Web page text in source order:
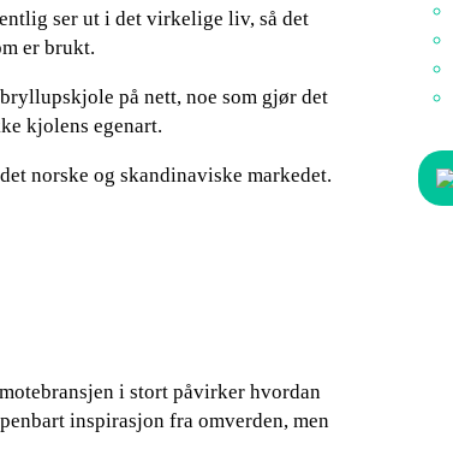
ser ut i det virkelige liv, så det
er brukt.
på nett, noe som gjør det
kjolens egenart.
norske og skandinaviske markedet.
i stort påvirker hvordan
inspirasjon fra omverden, men